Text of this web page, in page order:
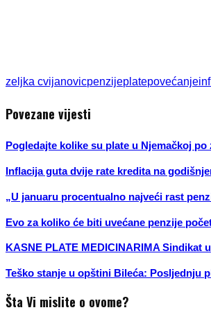
zeljka cvijanovicpenzijeplatepovećanje
Povezane vijesti
Pogledajte kolike su plate u Njemačkoj po
Inflacija guta dvije rate kredita na
„U januaru procentualno najveći rast
Evo za koliko će biti uvećane penzije
KASNE PLATE MEDICINARIMA
Teško stanje u opštini Bileća: Posljednju
Šta Vi mislite o ovome?